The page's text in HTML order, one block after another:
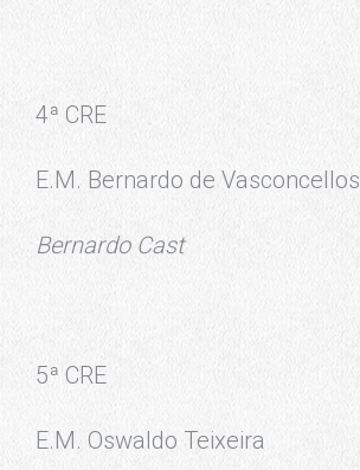
4ª CRE
E.M. Bernardo de Vasconcellos
Bernardo Cast
5ª CRE
E.M. Oswaldo Teixeira